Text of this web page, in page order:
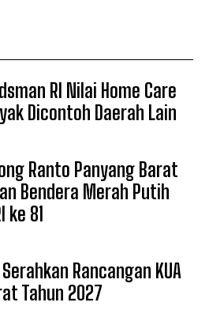
RI Nilai Home Care
Dicontoh Daerah Lain
Ranto Panyang Barat
Bendera Merah Putih
ke 81
Rancangan KUA
Tahun 2027